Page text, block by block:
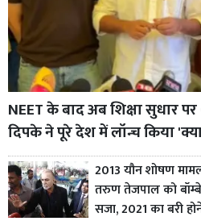
NEET के बाद अब शिक्षा सुधार
दिपके ने पूरे देश में लॉन्च किया
2013 यौन शोषण
तरुण तेजपाल को
सजा, 2021 का बरी